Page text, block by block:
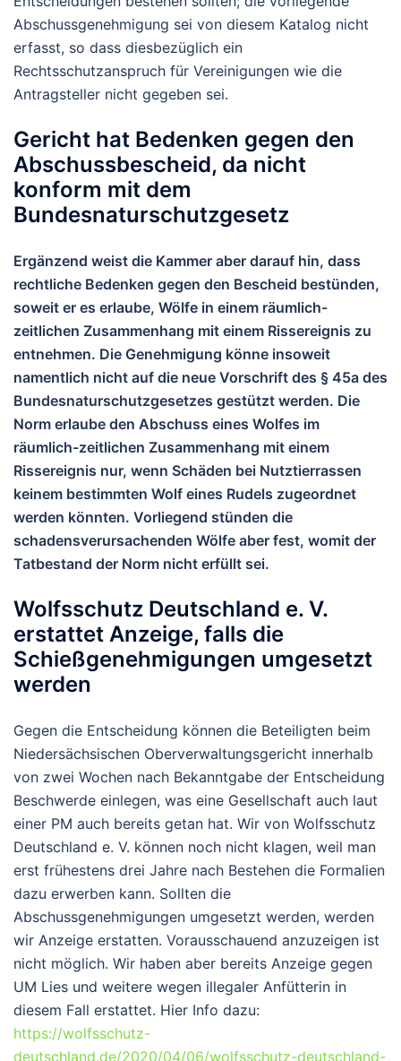
Abschussgenehmigung sei von diesem Katalog nicht
erfasst, so dass diesbezüglich ein
Rechtsschutzanspruch für Vereinigungen wie die
Antragsteller nicht gegeben sei.
Gericht hat Bedenken gegen den
Abschussbescheid, da nicht
konform mit dem
Bundesnaturschutzgesetz
Ergänzend weist die Kammer aber darauf hin, dass
rechtliche Bedenken gegen den Bescheid bestünden,
soweit er es erlaube, Wölfe in einem räumlich-
zeitlichen Zusammenhang mit einem Rissereignis zu
entnehmen. Die Genehmigung könne insoweit
namentlich nicht auf die neue Vorschrift des § 45a des
Bundesnaturschutzgesetzes gestützt werden. Die
Norm erlaube den Abschuss eines Wolfes im
räumlich-zeitlichen Zusammenhang mit einem
Rissereignis nur, wenn Schäden bei Nutztierrassen
keinem bestimmten Wolf eines Rudels zugeordnet
werden könnten. Vorliegend stünden die
schadensverursachenden Wölfe aber fest, womit der
Tatbestand der Norm nicht erfüllt sei.
Wolfsschutz Deutschland e. V.
erstattet Anzeige, falls die
Schießgenehmigungen umgesetzt
werden
Gegen die Entscheidung können die Beteiligten beim
Niedersächsischen Oberverwaltungsgericht innerhalb
von zwei Wochen nach Bekanntgabe der Entscheidung
Beschwerde einlegen, was eine Gesellschaft auch laut
einer PM auch bereits getan hat. Wir von Wolfsschutz
Deutschland e. V. können noch nicht klagen, weil man
erst frühestens drei Jahre nach Bestehen die Formalien
dazu erwerben kann. Sollten die
Abschussgenehmigungen umgesetzt werden, werden
wir Anzeige erstatten. Vorausschauend anzuzeigen ist
nicht möglich. Wir haben aber bereits Anzeige gegen
UM Lies und weitere wegen illegaler Anfütterin in
diesem Fall erstattet. Hier Info dazu:
https://wolfsschutz-
deutschland.de/2020/04/06/wolfsschutz-deutschland-